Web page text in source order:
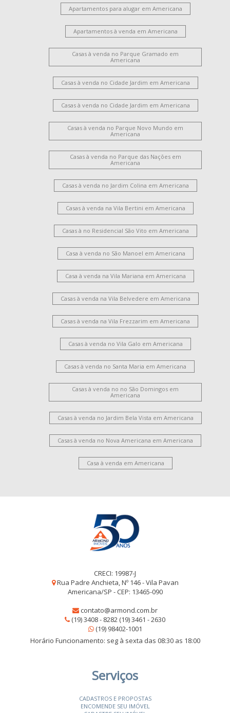
Apartamentos para alugar em Americana
Apartamentos à venda em Americana
Casas à venda no Parque Gramado em
Americana
Casas à venda no Cidade Jardim em Americana
Casas à venda no Cidade Jardim em Americana
Casas à venda no Parque Novo Mundo em
Americana
Casas à venda no Parque das Nações em
Americana
Casas à venda no Jardim Colina em Americana
Casas à venda na Vila Bertini em Americana
Casas à no Residencial São Vito em Americana
Casa à venda no São Manoel em Americana
Casa à venda na Vila Mariana em Americana
Casas à venda na Vila Belvedere em Americana
Casas à venda na Vila Frezzarim em Americana
Casas à venda no Vila Galo em Americana
Casas à venda no Santa Maria em Americana
Casas à venda no no São Domingos em
Americana
Casas à venda no Jardim Bela Vista em Americana
Casas à venda no Nova Americana em Americana
Casa à venda em Americana
CRECI: 19987-J
Rua Padre Anchieta, Nº 146 - Vila Pavan
Americana/SP - CEP: 13465-090
contato@armond.com.br
(19) 3408 - 8282 (19) 3461 - 2630
(19) 98402-1001
Horário Funcionamento: seg à sexta das 08:30 as 18:00
Serviços
CADASTROS E PROPOSTAS
ENCOMENDE SEU IMÓVEL